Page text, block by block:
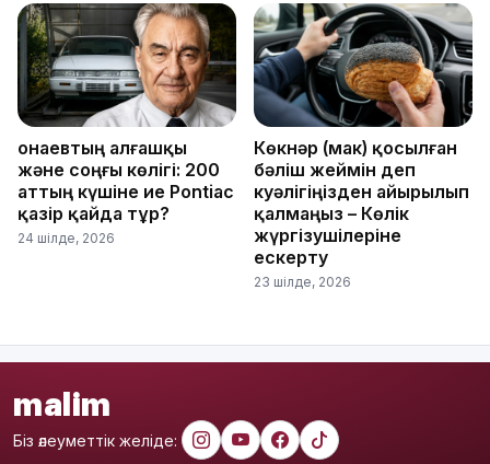
Қонаевтың алғашқы
және соңғы көлігі: 200
аттың күшіне ие Pontiac
қазір қайда тұр?
24 шілде, 2026
Көкнәр (мак) қосылған
бәліш жеймін деп
куәлігіңізден айырылып
қалмаңыз – Көлік
жүргізушілеріне
ескерту
23 шілде, 2026
malim
Біз әлеуметтік желіде: